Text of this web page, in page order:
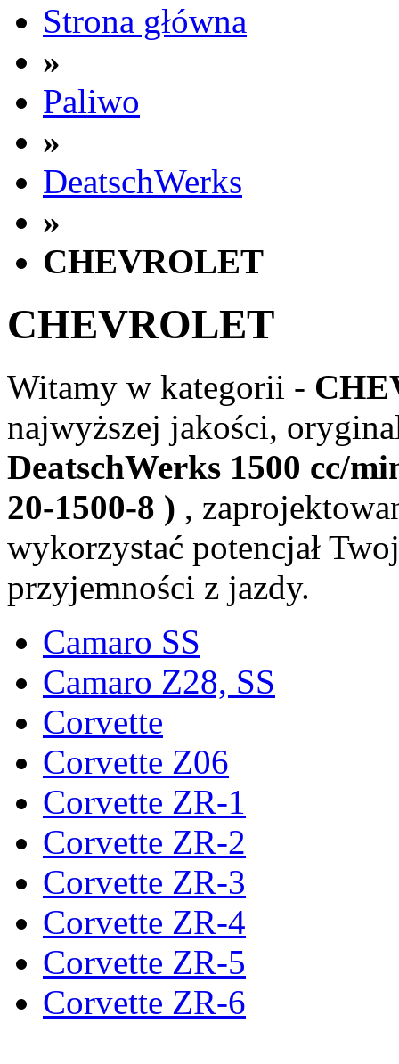
Strona główna
»
Paliwo
»
DeatschWerks
»
CHEVROLET
CHEVROLET
Witamy w kategorii -
najwyższej jakości,
DeatschWerks 1500 cc/
20-1500-8 ) ,
wykorzystać potencjał
przyjemności z jazdy.
Camaro SS
Camaro Z28, SS
Corvette
Corvette Z06
Corvette ZR-1
Corvette ZR-2
Corvette ZR-3
Corvette ZR-4
Corvette ZR-5
Corvette ZR-6